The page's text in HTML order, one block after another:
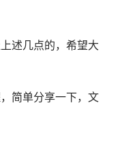
述几点的，希望大
简单分享一下，文